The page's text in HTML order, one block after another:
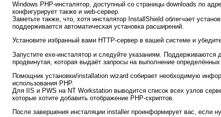
Windows PHP-инсталятор, доступный со страницы downloads по
конфигурирует также и web-сервер.
Заметьте также, что, хотя инсталятор InstallShield облегчает
поддерживается автоматическая установка расширений.
Установите избранный вами HTTP-сервер в вашей системе и
Запустите exe-инсталятор и следуйте указаниям.
продвинутая, которая выдаёт запросы на выполнение
Помощник установки/installation wizard собирает необходимую
использования PHP.
Для IIS и PWS на NT Workstation выводится список всех узлов
которые хотите добавить отображение PHP-скриптов.
После завершения инсталяции installer проинформирует вас, если